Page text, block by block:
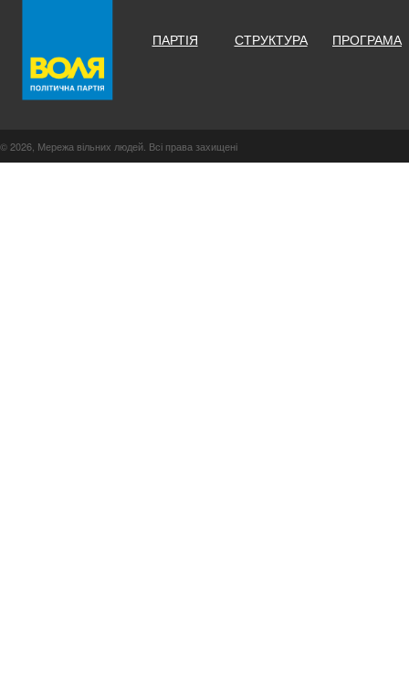
ПАРТІЯ СТРУКТУРА ПРОГРАМА
© 2026, Мережа вільних людей. Всі права захищені